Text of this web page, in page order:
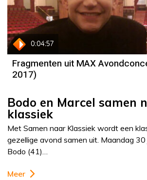
0:04:57
Fragmenten uit MAX
2017)
Bodo en Marcel samen
klassiek
Met Samen naar Klassiek wordt een
gezellige avond samen uit. Maandag
Bodo (41)…
Meer